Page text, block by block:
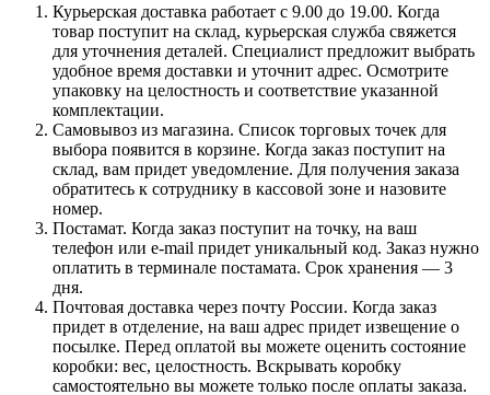
Курьерская доставка работает с 9.00 до 19.00. Когда
товар поступит на склад, курьерская служба свяжется
для уточнения деталей. Специалист предложит выбрать
удобное время доставки и уточнит адрес. Осмотрите
упаковку на целостность и соответствие указанной
комплектации.
Самовывоз из магазина. Список торговых точек для
выбора появится в корзине. Когда заказ поступит на
склад, вам придет уведомление. Для получения заказа
обратитесь к сотруднику в кассовой зоне и назовите
номер.
Постамат. Когда заказ поступит на точку, на ваш
телефон или e-mail придет уникальный код. Заказ нужно
оплатить в терминале постамата. Срок хранения — 3
дня.
Почтовая доставка через почту России. Когда заказ
придет в отделение, на ваш адрес придет извещение о
посылке. Перед оплатой вы можете оценить состояние
коробки: вес, целостность. Вскрывать коробку
самостоятельно вы можете только после оплаты заказа.